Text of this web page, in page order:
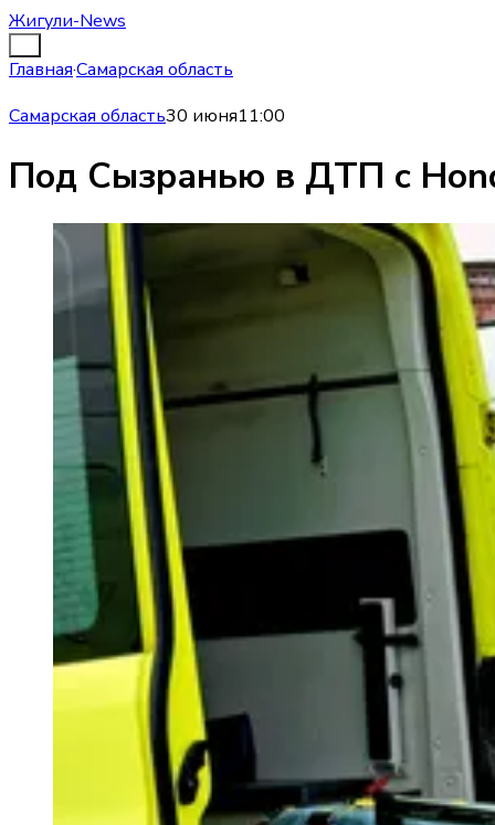
Жигули-News
Главная·Самарская область
Самарская область30 июня11:00
Под Сызранью в ДТП с